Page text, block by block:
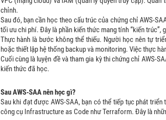
chỉnh.
Sau đó, bạn cần học theo cấu trúc của chứng chỉ AWS-
tối ưu chi phí. Đây là phần kiến thức mang tính “kiến trúc”,
Thực hành là bước không thể thiếu. Người học nên tự
hoặc thiết lập hệ thống backup và monitoring. Việc thực
Cuối cùng là luyện đề và tham gia kỳ thi chứng chỉ AWS-
kiến thức đã học.
Sau AWS-SAA nên học gì?
Sau khi đạt được AWS-SAA, bạn có thể tiếp tục phát
công cụ Infrastructure as Code như Terraform. Đây là